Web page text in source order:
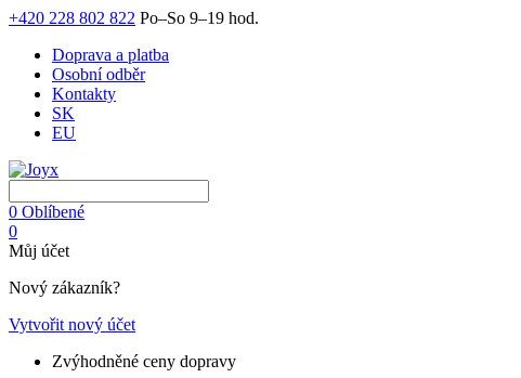
+420 228 802 822 Po–So 9–19 hod.
Doprava a platba
Osobní odběr
Kontakty
SK
EU
0 Oblíbené
0
Můj účet
Nový zákazník?
Vytvořit nový účet
Zvýhodněné ceny dopravy